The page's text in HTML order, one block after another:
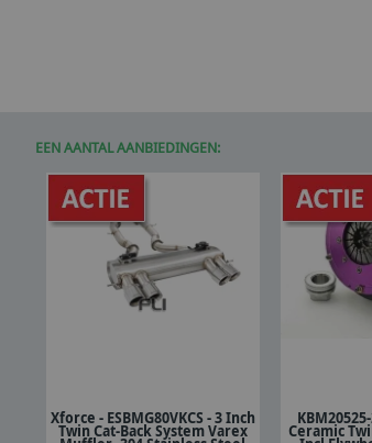
EEN AANTAL AANBIEDINGEN:
In winkelwagen
Xforce - ESBMG80VKCS - 3 Inch
Twin Cat-Back System Varex In
Ceramic